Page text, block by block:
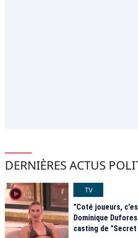
DERNIÈRES ACTUS
player2
TV
"Coté joueurs,
Dominique
casting de "Secret